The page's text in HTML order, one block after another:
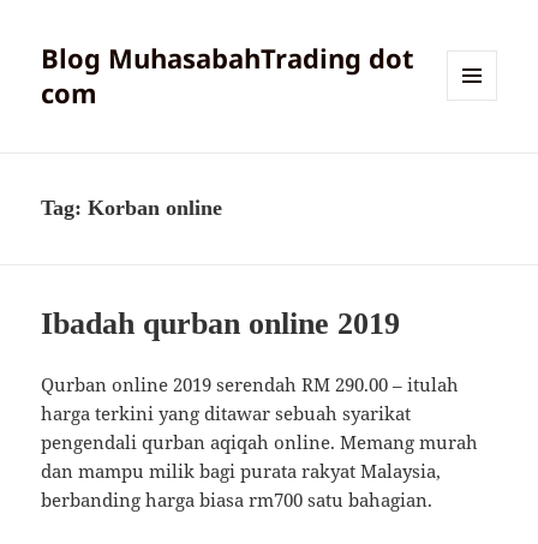
Blog MuhasabahTrading dot
com
Tag:Korban online
Ibadah qurban online 2019
Qurban online 2019 serendah RM 290.00 – itulah
harga terkini yang ditawar sebuah syarikat
pengendali qurban aqiqah online. Memang murah
dan mampu milik bagi purata rakyat Malaysia,
berbanding harga biasa rm700 satu bahagian.